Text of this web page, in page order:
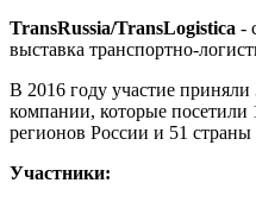
TransRussia/TransLogistica -
выставка транспортно-
В 2016 году участие
компании, которые посетили
регионов России и 51 страны
Участники: